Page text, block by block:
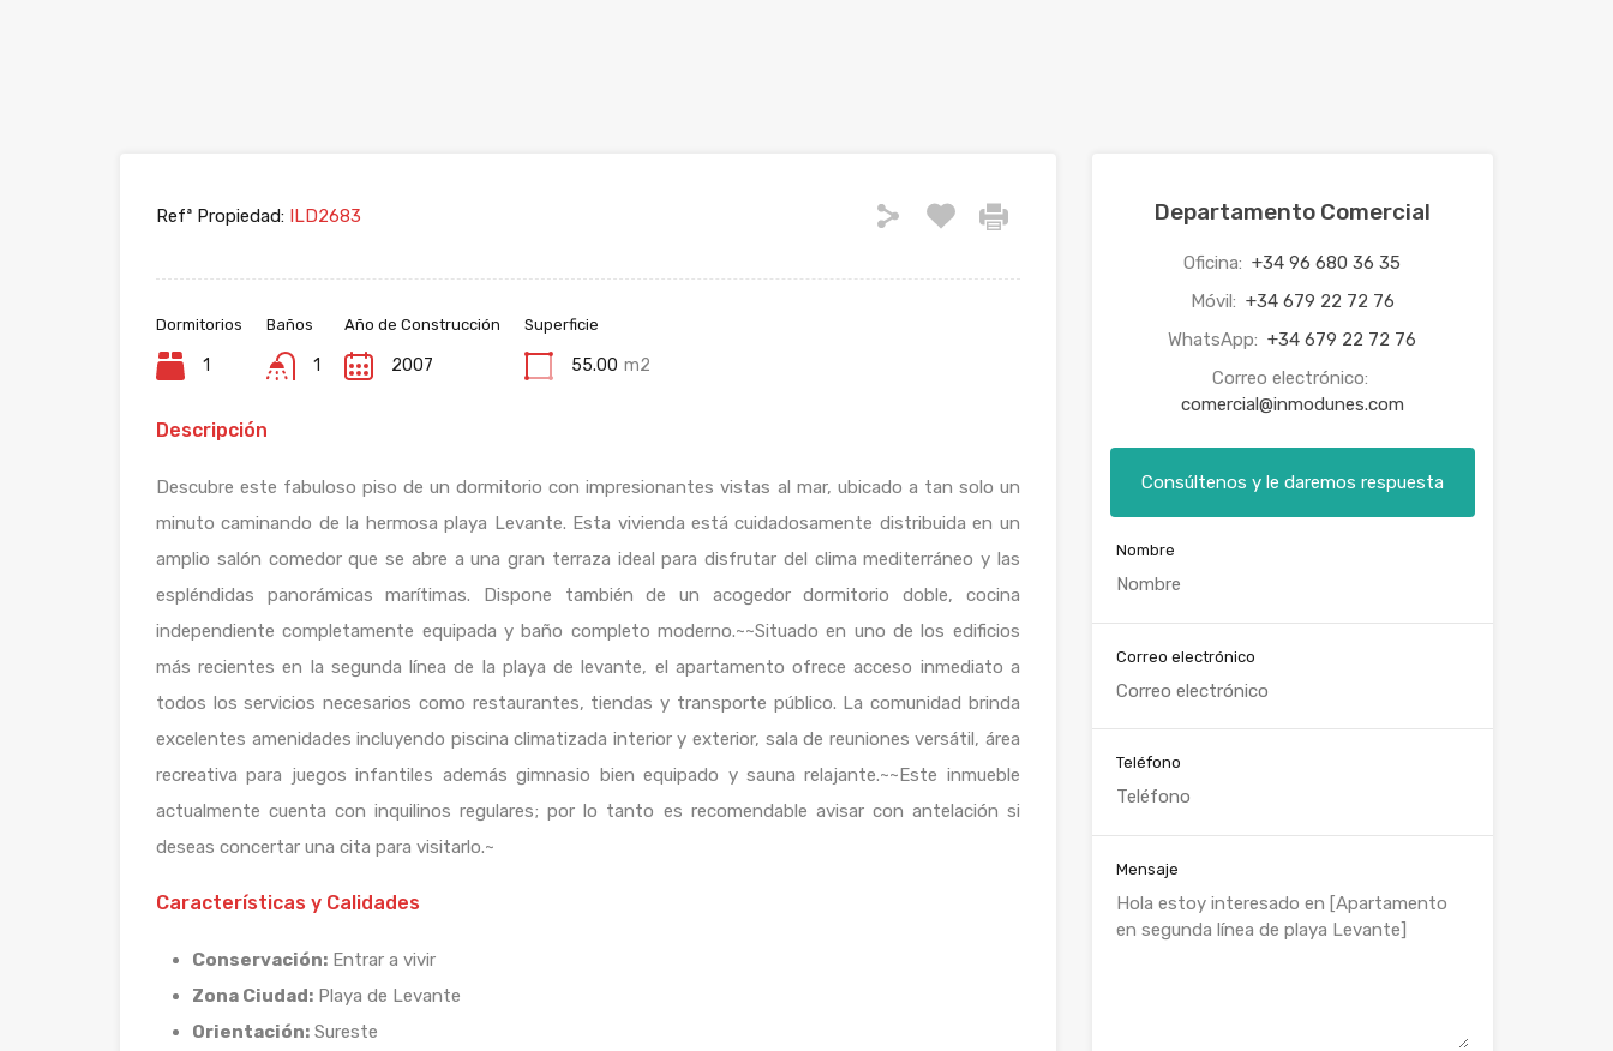
Refª Propiedad: ILD2683
Dormitorios
1
Baños
1
Año de Construcción
2007
Superficie
55.00 m2
Descripción
Descubre este fabuloso piso de un dormitorio con impresionantes vistas al mar, ubicado a tan solo un
minuto caminando de la hermosa playa Levante. Esta vivienda está cuidadosamente distribuida en un
amplio salón comedor que se abre a una gran terraza ideal para disfrutar del clima mediterráneo y las
espléndidas panorámicas marítimas. Dispone también de un acogedor dormitorio doble, cocina
independiente completamente equipada y baño completo moderno.~~Situado en uno de los edificios
más recientes en la segunda línea de la playa de levante, el apartamento ofrece acceso inmediato a
todos los servicios necesarios como restaurantes, tiendas y transporte público. La comunidad brinda
excelentes amenidades incluyendo piscina climatizada interior y exterior, sala de reuniones versátil, área
recreativa para juegos infantiles además gimnasio bien equipado y sauna relajante.~~Este inmueble
actualmente cuenta con inquilinos regulares; por lo tanto es recomendable avisar con antelación si
deseas concertar una cita para visitarlo.~
Características y Calidades
Conservación: Entrar a vivir
Zona Ciudad: Playa de Levante
Orientación: Sureste
Departamento Comercial
Oficina: +34 96 680 36 35
Móvil: +34 679 22 72 76
WhatsApp: +34 679 22 72 76
Correo electrónico:
comercial@inmodunes.com
Consúltenos y le daremos respuesta
Nombre
Correo electrónico
Teléfono
Mensaje